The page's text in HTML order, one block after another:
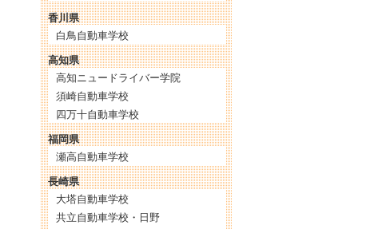
香川県
白鳥自動車学校
高知県
高知ニュードライバー学院
須崎自動車学校
四万十自動車学校
福岡県
瀬高自動車学校
長崎県
大塔自動車学校
共立自動車学校・日野